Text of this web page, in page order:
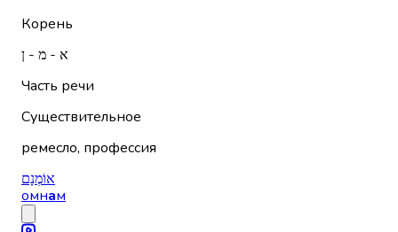
Корень
א - מ - ן
Часть речи
Существительное
ремесло, профессия
אוֹמְנָם
омнам